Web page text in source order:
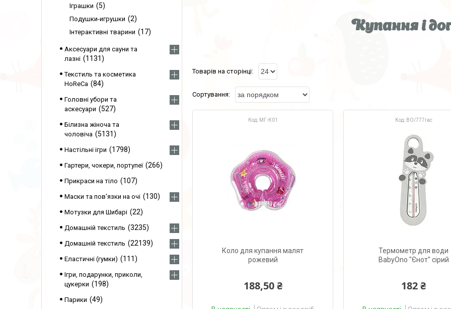
Купання і
МГ-К01
Коло для купання малят
рожевий
188,50 ₴
BO/777rac
Термометр для води
BabyOno "Єнот" сірий
182 ₴
Іграшки 5
Подушки-игрушки 2
Інтерактивні тварини 17
Аксесуари для сауни та
лазні
1131
Текстиль та косметика
HoReCa
84
Головні убори та
аскесуари
527
Білизна жіноча та
чоловіча
5131
Настільні ігри 1798
Гартери, чокери, портупеї 266
Прикраси на тіло 107
Маски та пов'язки на очі 130
Мотузки для Шибарі 22
Домашній текстиль 3235
Домашній текстиль 22139
Еластичні (гумки) 111
Ігри, подарунки, приколи,
цукерки
198
Парики 49